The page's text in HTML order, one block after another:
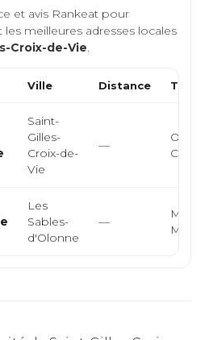
et avis Rankeat pour
meilleures adresses locales
Croix-de-Vie.
Ville Distance Type
Saint-
Gilles-
Croix-de-
Vie
—
Les
Sables-
d'Olonne
—